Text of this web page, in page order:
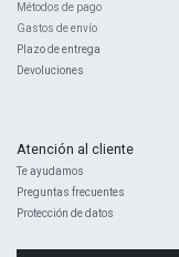
Métodos de pago
Gastos de envío
Plazo de entrega
Devoluciones
Atención al cliente
Te ayudamos
Preguntas frecuentes
Protección de datos